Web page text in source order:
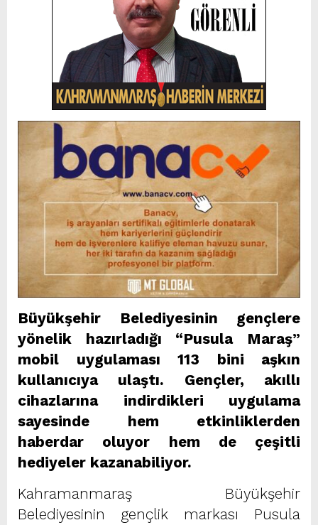
Büyükşehir Belediyesinin gençlere
yönelik hazırladığı “Pusula Maraş”
mobil uygulaması 113 bini aşkın
kullanıcıya ulaştı. Gençler, akıllı
cihazlarına indirdikleri uygulama
sayesinde hem etkinliklerden
haberdar oluyor hem de çeşitli
hediyeler kazanabiliyor.
Kahramanmaraş Büyükşehir
Belediyesinin gençlik markası Pusula